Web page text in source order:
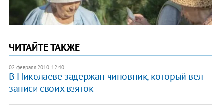
ЧИТАЙТЕ ТАКЖЕ
02 февраля 2010, 12:40
В Николаеве задержан чиновник, который вел
записи своих взяток